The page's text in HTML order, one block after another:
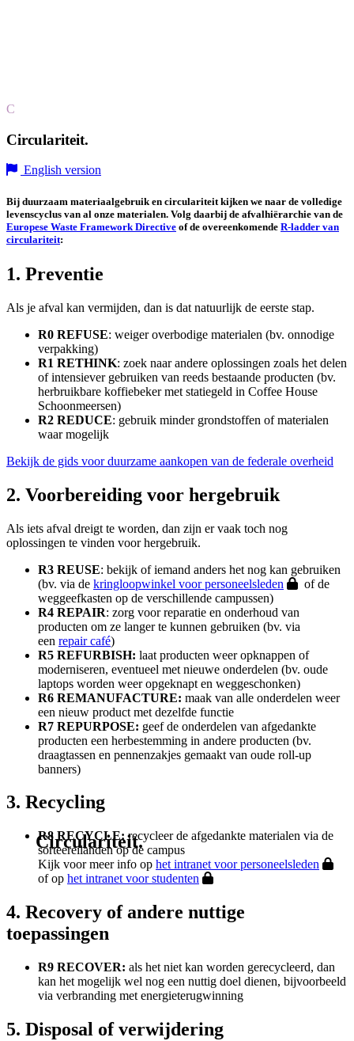
Circulariteit.
C
Circulariteit.
English version
Bij duurzaam materiaalgebruik en circulariteit kijken we naar de volledige
levenscyclus van al onze materialen. Volg daarbij de afvalhiërarchie van de
Europese Waste Framework Directive of de overeenkomende R-ladder van
circulariteit:
1. Preventie
Als je afval kan vermijden, dan is dat natuurlijk de eerste stap.
R0 REFUSE: weiger overbodige materialen (bv. onnodige
verpakking)
R1 RETHINK: zoek naar andere oplossingen zoals het delen
of intensiever gebruiken van reeds bestaande producten (bv.
herbruikbare koffiebeker met statiegeld in Coffee House
Schoonmeersen)
R2 REDUCE: gebruik minder grondstoffen of materialen
waar mogelijk
Bekijk de gids voor duurzame aankopen van de federale overheid
2. Voorbereiding voor hergebruik
Als iets afval dreigt te worden, dan zijn er vaak toch nog
oplossingen te vinden voor hergebruik.
R3 REUSE: bekijk of iemand anders het nog kan gebruiken
(bv. via de kringloopwinkel voor personeelsleden
of de
weggeefkasten op de verschillende campussen)
R4 REPAIR: zorg voor reparatie en onderhoud van
producten om ze langer te kunnen gebruiken (bv. via
een repair café)
R5 REFURBISH: laat producten weer opknappen of
moderniseren, eventueel met nieuwe onderdelen (bv. oude
laptops worden weer opgeknapt en weggeschonken)
R6 REMANUFACTURE: maak van alle onderdelen weer
een nieuw product met dezelfde functie
R7 REPURPOSE: geef de onderdelen van afgedankte
producten een herbestemming in andere producten (bv.
draagtassen en pennenzakjes gemaakt van oude roll-up
banners)
3. Recycling
R8 RECYCLE: recycleer de afgedankte materialen via de
sorteereilanden op de campus
Kijk voor meer info op het intranet voor personeelsleden
of op het intranet voor studenten
4. Recovery of andere nuttige
toepassingen
R9 RECOVER: als het niet kan worden gerecycleerd, dan
kan het mogelijk wel nog een nuttig doel dienen, bijvoorbeeld
via verbranding met energieterugwinning
5. Disposal of verwijdering